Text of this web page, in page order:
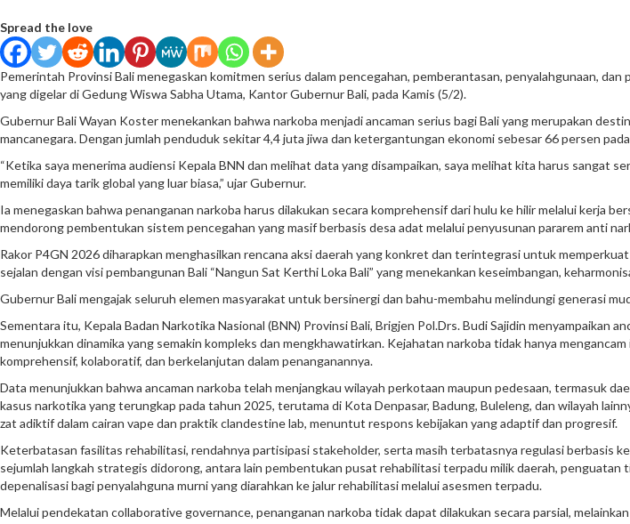
Spread the love
Pemerintah Provinsi Bali menegaskan komitmen serius dalam pencegahan, pemberantasan, penyalahgunaan,
yang digelar di Gedung Wiswa Sabha Utama, Kantor Gubernur Bali, pada Kamis (5/2).
Gubernur Bali Wayan Koster menekankan bahwa narkoba menjadi ancaman serius bagi Bali yang merupakan
mancanegara. Dengan jumlah penduduk sekitar 4,4 juta jiwa dan ketergantungan ekonomi sebesar 66 persen
“Ketika saya menerima audiensi Kepala BNN dan melihat data yang disampaikan, saya melihat kita harus sangat
memiliki daya tarik global yang luar biasa,” ujar Gubernur.
Ia menegaskan bahwa penanganan narkoba harus dilakukan secara komprehensif dari hulu ke hilir melalui kerja
mendorong pembentukan sistem pencegahan yang masif berbasis desa adat melalui penyusunan pararem anti
Rakor P4GN 2026 diharapkan menghasilkan rencana aksi daerah yang konkret dan terintegrasi untuk
sejalan dengan visi pembangunan Bali “Nangun Sat Kerthi Loka Bali” yang menekankan keseimbangan,
Gubernur Bali mengajak seluruh elemen masyarakat untuk bersinergi dan bahu-membahu melindungi generasi
Sementara itu, Kepala Badan Narkotika Nasional (BNN) Provinsi Bali, Brigjen Pol.Drs. Budi Sajidin menyampaikan
menunjukkan dinamika yang semakin kompleks dan mengkhawatirkan. Kejahatan narkoba tidak hanya
komprehensif, kolaboratif, dan berkelanjutan dalam penanganannya.
Data menunjukkan bahwa ancaman narkoba telah menjangkau wilayah perkotaan maupun pedesaan, termasuk
kasus narkotika yang terungkap pada tahun 2025, terutama di Kota Denpasar, Badung, Buleleng, dan wilayah
zat adiktif dalam cairan vape dan praktik clandestine lab, menuntut respons kebijakan yang adaptif dan progresif.
Keterbatasan fasilitas rehabilitasi, rendahnya partisipasi stakeholder, serta masih terbatasnya regulasi berbasis
sejumlah langkah strategis didorong, antara lain pembentukan pusat rehabilitasi terpadu milik daerah,
depenalisasi bagi penyalahguna murni yang diarahkan ke jalur rehabilitasi melalui asesmen terpadu.
Melalui pendekatan collaborative governance, penanganan narkoba tidak dapat dilakukan secara parsial,